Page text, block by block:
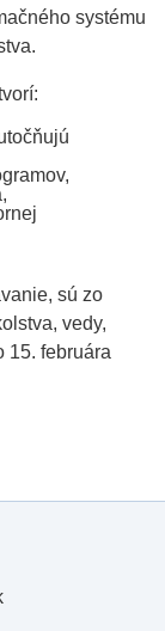
systému
sú zo
vedy,
15. februára